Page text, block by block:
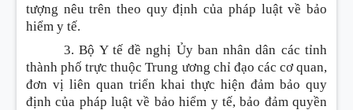
tượng nêu trên theo quy định của pháp luật về bảo
hiểm y tế.
3. Bộ Y tế đề nghị Ủy ban nhân dân các tỉnh
thành phố trực thuộc Trung ương chỉ đạo các cơ quan,
đơn vị liên quan triển khai thực hiện đảm bảo quy
định của pháp luật về bảo hiểm y tế, bảo đảm quyền